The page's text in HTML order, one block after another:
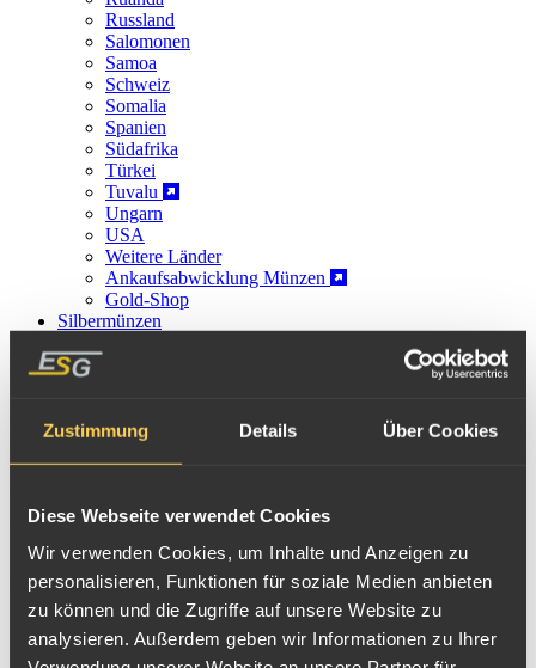
Zustimmung Details Über Cookies
Diese Webseite verwendet Cookies
Wir verwenden Cookies, um Inhalte und Anzeigen zu
personalisieren, Funktionen für soziale Medien anbieten
zu können und die Zugriffe auf unsere Website zu
analysieren. Außerdem geben wir Informationen zu Ihrer
Russland
Salomonen
Samoa
Schweiz
Somalia
Spanien
Südafrika
Türkei
Tuvalu
Ungarn
USA
Weitere Länder
Ankaufsabwicklung Münzen
Gold-Shop
Silbermünzen
Palladiummünzen
Münz-Ankauf
Der kleine BinnenstaatSwasiland,welcher zwischen Südafrika und
Mosambik liegt, gibt seit seiner Unabhängigkeit vom vereinigten
Königreich hin und wiederGoldgedenkmünzenfür Anleger und
Sammler aus. Die erste rechts abgebildete Gedenkmünze wurde
1968 wie derKrügerrandvon der SA-Mint in Südafrika als 1oz